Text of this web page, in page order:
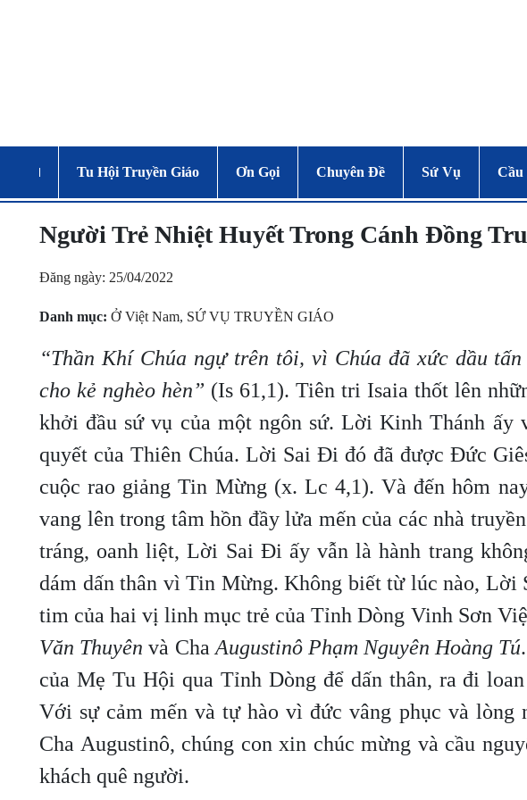
Tu Hội Truyền Giáo Ơn Gọi Chuyên Đề Sứ Vụ Cầu
Người Trẻ Nhiệt Huyết Trong Cánh Đồng
Đăng ngày: 25/04/2022
Danh mục: Ở Việt Nam, SỨ VỤ TRUYỀN GIÁO
“Thần Khí Chúa ngự trên tôi, vì Chúa đã xức dầu
cho kẻ nghèo hèn” (Is 61,1). Tiên tri Isaia thốt lên
khởi đầu sứ vụ của một ngôn sứ. Lời Kinh Thánh
quyết của Thiên Chúa. Lời Sai Đi đó đã được Đức
cuộc rao giảng Tin Mừng (x. Lc 4,1). Và đến hôm
vang lên trong tâm hồn đầy lửa mến của các nhà
tráng, oanh liệt, Lời Sai Đi ấy vẫn là hành trang
dám dấn thân vì Tin Mừng. Không biết từ lúc nào, Lời
tim của hai vị linh mục trẻ của Tỉnh Dòng Vinh Sơn
Văn Thuyên và Cha Augustinô Phạm Nguyên Hoàng Tú
của Mẹ Tu Hội qua Tỉnh Dòng để dấn thân, ra đi
Với sự cảm mến và tự hào vì đức vâng phục và lòng
Cha Augustinô, chúng con xin chúc mừng và cầu
khách quê người.